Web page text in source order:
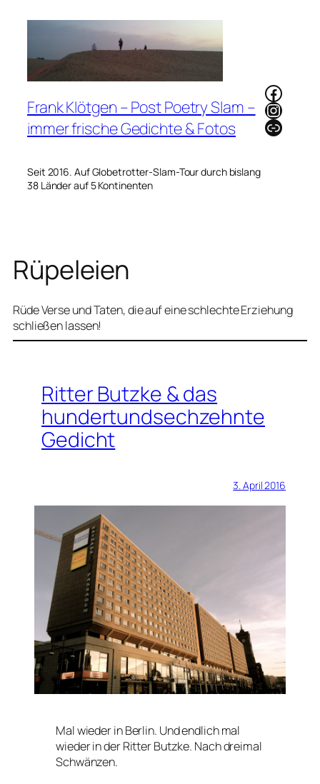
Frank Klötgen – Post Poetry Slam –
immer frische Gedichte & Fotos
Seit 2016. Auf Globetrotter-Slam-Tour durch bislang
38 Länder auf 5 Kontinenten
Link
Rüpeleien
Rüde Verse und Taten, die auf eine schlechte Erziehung
schließen lassen!
Ritter Butzke & das
hundertundsechzehnte
Gedicht
3. April 2016
Mal wieder in Berlin. Und endlich mal
wieder in der Ritter Butzke. Nach dreimal
Schwänzen.